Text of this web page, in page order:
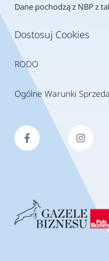
Dostosuj Cookies
RODO
Ogólne Warunki
Dane pochodzą z NBP z